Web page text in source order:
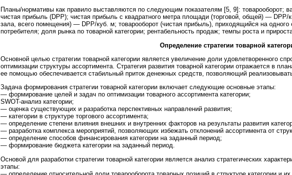
Планы/нормативы как правило выставляются по следующим показателям [5, 9]: товарооборот;
чистая прибыль (DPP); чистая прибыль с квадратного метра площади (торговой, общей) — DPP/
зала, всего помещения) — DPP/куб. м; товарооборот (чистая прибыль), приходящийся на одного
потребителя; доля рынка по товарной категории; рентабельность продаж; темпы роста и
Определение стратегии товарной
Основной целью стратегии товарной категории является увеличение доли удовлетворенного
оптимизации структуры ассортимента. Стратегия развития товарной категории отражается в
ее помощью обеспечивается стабильный приток денежных средств, позволяющий
Задача формирования стратегии товарной категории включает следующие основные этапы:
— формирование целей и задач по оптимизации товарного ассортимента категории;
SWOT-анализ категории;
— оценка существующих и разработка перспективных направлений развития;
— категории в структуре торгового ассортимента;
— определение степени влияния внешних и внутренних факторов на результаты развития
— разработка комплекса мероприятий, позволяющих избежать отклонений ассортимента от
— определение способов финансирования категории на заданный период;
— формирование бюджета категории на заданный период.
Основой для разработки стратегии товарной категории является анализ стратегических
этапы: